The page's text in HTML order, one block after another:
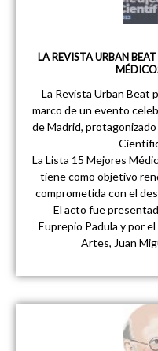
LA REVISTA URBAN
La Revista Urban Beat
marco de un evento
de Madrid,
La Lista 15 Mejores
tiene como objetivo
comprometida con el
El acto fue
Euprepio Padula y por
Artes, Juan